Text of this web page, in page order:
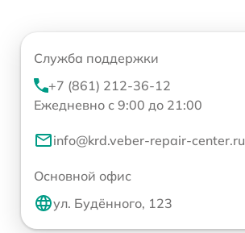
Служба поддержки
+7 (861) 212-36-12
Ежедневно с 9:00 до 21:00
info@krd.veber-repair-center.ru
Основной офис
ул. Будённого, 123